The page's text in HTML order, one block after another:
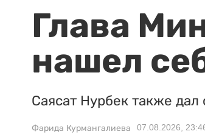
Глава
нашел
Саясат Нурбек также дал
Фарида Курмангалиева 07.08.2026,